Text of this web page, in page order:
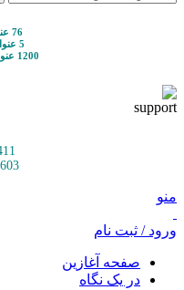
76 عنوان جایزه کتاب
5 عنوان ناشر برگزیده
1200 عنوان کتاب منتشرشده
021
منو
ورود / ثبت نام
صفحه آغازین
در یک نگاه